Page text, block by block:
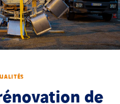
de